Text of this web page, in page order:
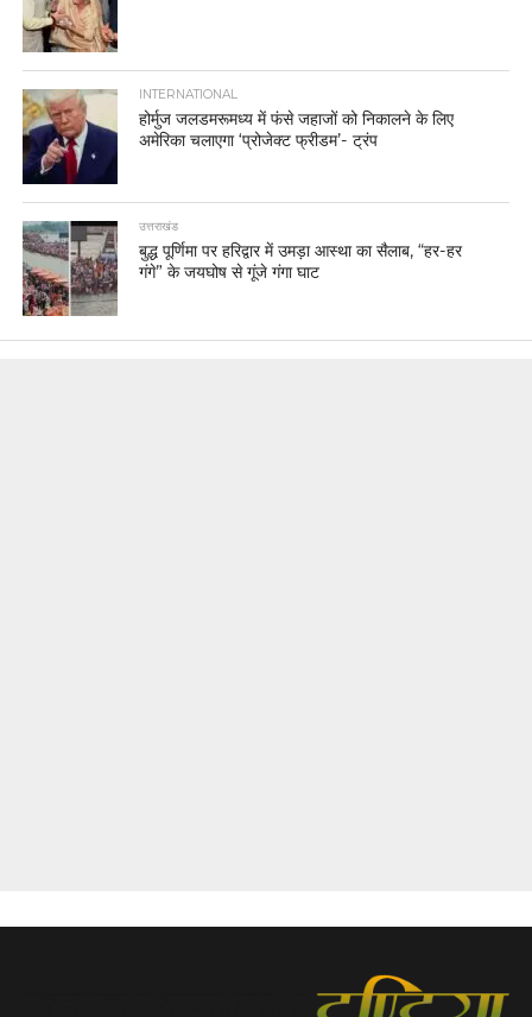
INTERNATIONAL
होर्मुज जलडमरूमध्य में फंसे जहाजों को निकालने के लिए
अमेरिका चलाएगा ‘प्रोजेक्ट फ्रीडम’- ट्रंप
उत्तराखंड
बुद्ध पूर्णिमा पर हरिद्वार में उमड़ा आस्था का सैलाब, “हर-हर
गंगे” के जयघोष से गूंजे गंगा घाट